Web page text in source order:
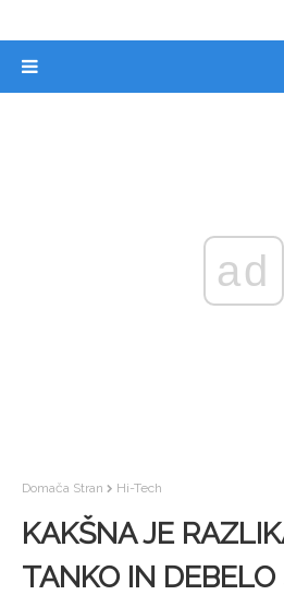
ad
Domača Stran Hi-Tech
KAKŠNA JE
TANKO IN